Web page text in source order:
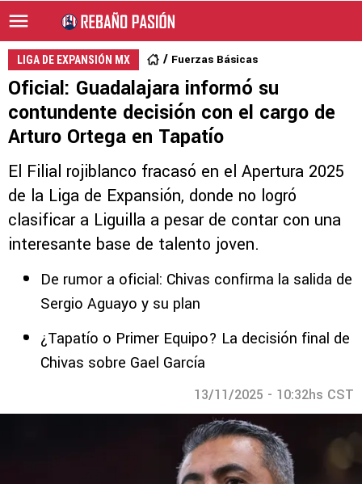
LIGA DE EXPANSIÓN MX Fuerzas Básicas
Oficial: Guadalajara informó su
contundente decisión con el cargo de
Arturo Ortega en Tapatío
El Filial rojiblanco fracasó en el Apertura 2025
de la Liga de Expansión, donde no logró
clasificar a Liguilla a pesar de contar con una
interesante base de talento joven.
De rumor a oficial: Chivas confirma la salida de
Sergio Aguayo y su plan
¿Tapatío o Primer Equipo? La decisión final de
Chivas sobre Gael García
13/11/2025 - 10:32hs CST